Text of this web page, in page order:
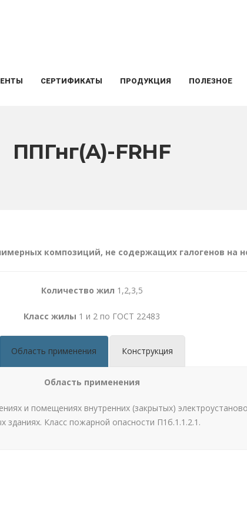
СЕРТИФИКАТЫ ПРОДУКЦИЯ ПОЛЕЗНОЕ
ППГнг(А)-FRHF
композиций, не содержащих галогенов на
Количество жил 1,2,3,5
Класс жилы 1 и 2 по ГОСТ 22483
Область применения Конструкция
Область применения
и помещениях внутренних (закрытых)
Класс пожарной опасности П1б.1.1 .2.1 .